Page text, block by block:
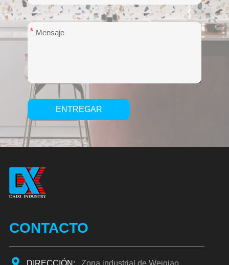
*
ENTREGAR
Alternative:
CONTACTO
DIRECCIÓN:
Zona industrial de Weiqiao,